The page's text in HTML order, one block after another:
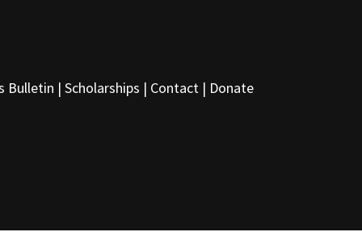
Bulletin | Scholarships | Contact| Donate